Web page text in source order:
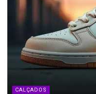
CALÇADOS